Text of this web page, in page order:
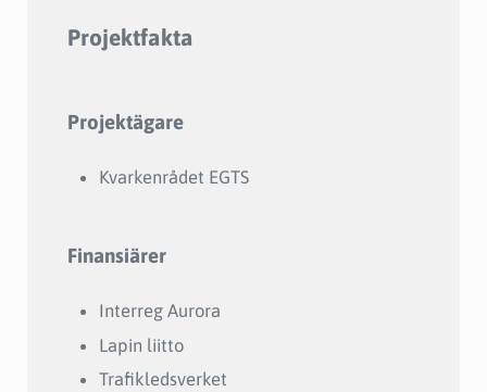
Projektfakta
Projektägare
Kvarkenrådet EGTS
Finansiärer
Interreg Aurora
Lapin liitto
Trafikledsverket